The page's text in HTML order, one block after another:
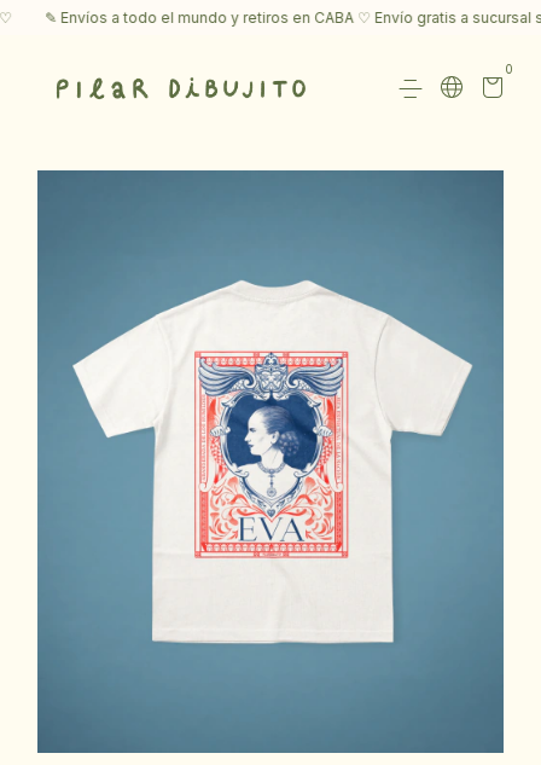
✎ Envíos a todo el mundo y retiros en CABA ♡ Envío gratis a sucursal
0